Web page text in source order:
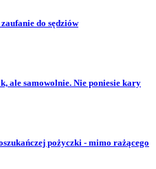
do sędziów
ale samowolnie. Nie poniesie kary
pożyczki - mimo rażącego